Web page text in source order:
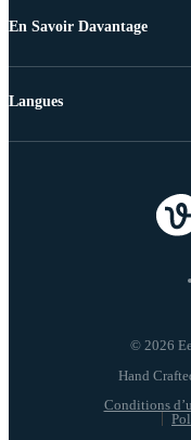
En Savoir Davantage
© 2026
Conditions
Langues